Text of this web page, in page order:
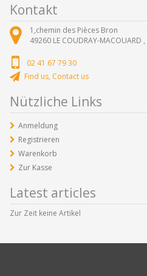
Kontakt
1,chemin des Pièces Bron
49260 LE COUDRAY-MACOUARD ,
02 41 67 79 30
Find us, Contact us
Nützliche Links
Anmeldung
Registrieren
Warenkorb
Zur Kasse
Latest articles
Zur Zeit keine Artikel